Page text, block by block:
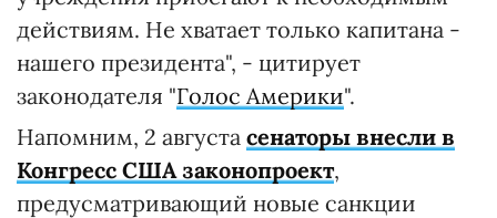
действиям. Не хватает только капитана -
нашего президента", - цитирует
законодателя "Голос Америки".
Напомним, 2 августа сенаторы внесли в
Конгресс США законопроект,
предусматривающий новые санкции